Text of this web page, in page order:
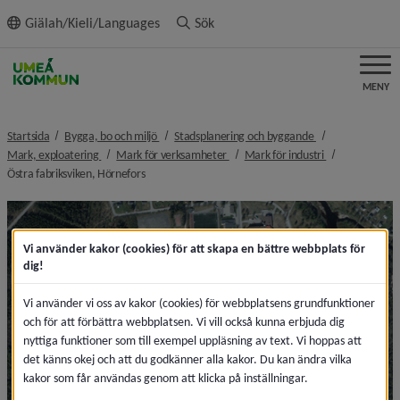
innehållet
Giälah/Kieli/Languages Sök
MENY
Startsida Bygga, bo och miljö nivå i brödsmulenavigeringen
Stadsplanering och byggande nivå i
Mark, exploatering nivå i brödsmulenavigeringen
Mark för verksamheter nivå i brödsmulenavigeringen
Mark för industri nivå i
Östra fabriksviken, Hörneforsnivå i brödsmulenavigeringen
Vi använder kakor (cookies) för att skapa en bättre webbplats för
dig!
Vi använder vi oss av kakor (cookies) för webbplatsens grundfunktioner
och för att förbättra webbplatsen. Vi vill också kunna erbjuda dig
nyttiga funktioner som till exempel uppläsning av text. Vi hoppas att
det känns okej och att du godkänner alla kakor. Du kan ändra vilka
kakor som får användas genom att klicka på inställningar.